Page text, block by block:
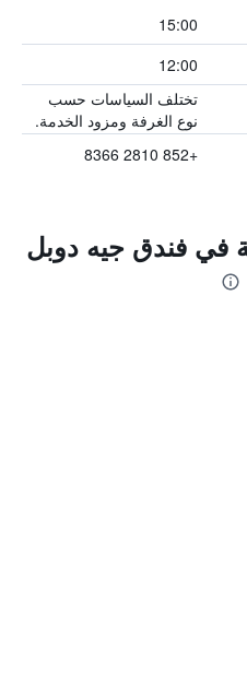
15:00
12:00
تختلف السياسات حسب
نوع الغرفة ومزود الخدمة.
+852 2810 8366
في فندق جيه دوبل